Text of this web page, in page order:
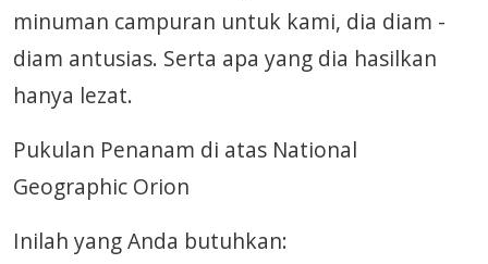
minuman campuran untuk kami, dia diam -
diam antusias. Serta apa yang dia hasilkan
hanya lezat.
Pukulan Penanam di atas National
Geographic Orion
Inilah yang Anda butuhkan: